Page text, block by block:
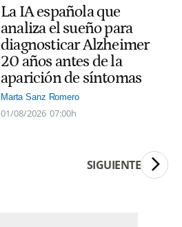
La IA española que
analiza el sueño para
diagnosticar Alzheimer
20 años antes de la
aparición de síntomas
Marta Sanz Romero
01/08/2026 07:00h
SIGUIENTE